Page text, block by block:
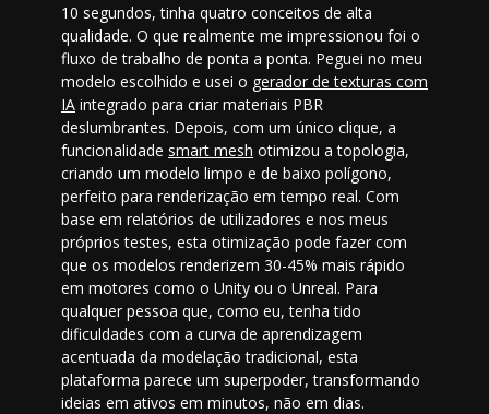
10 segundos, tinha quatro conceitos de alta
qualidade. O que realmente me impressionou foi o
fluxo de trabalho de ponta a ponta. Peguei no meu
modelo escolhido e usei o gerador de texturas com
IA integrado para criar materiais PBR
deslumbrantes. Depois, com um único clique, a
funcionalidade smart mesh otimizou a topologia,
criando um modelo limpo e de baixo polígono,
perfeito para renderização em tempo real. Com
base em relatórios de utilizadores e nos meus
próprios testes, esta otimização pode fazer com
que os modelos renderizem 30-45% mais rápido
em motores como o Unity ou o Unreal. Para
qualquer pessoa que, como eu, tenha tido
dificuldades com a curva de aprendizagem
acentuada da modelação tradicional, esta
plataforma parece um superpoder, transformando
ideias em ativos em minutos, não em dias.